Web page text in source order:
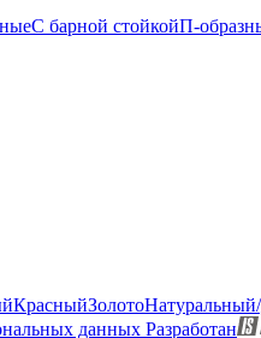
С барной стойкойП-
КрасныйЗолото
данных Разработан